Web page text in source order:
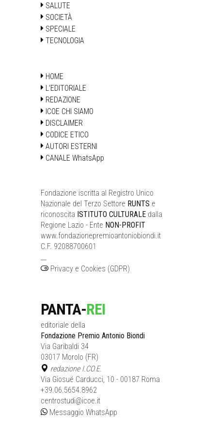
SALUTE
SOCIETÀ
SPECIALE
TECNOLOGIA
HOME
L'EDITORIALE
REDAZIONE
ICOE CHI SIAMO
DISCLAIMER
CODICE ETICO
AUTORI ESTERNI
CANALE WhatsApp
Fondazione iscritta al Registro Unico
Nazionale del Terzo Settore RUNTS e
riconoscita ISTITUTO CULTURALE dalla
Regione Lazio - Ente NON-PROFIT
www.fondazionepremioantoniobiondi.it
C.F. 92088700601
Privacy e Cookies (GDPR)
PANTA-REI
editoriale della
Fondazione Premio Antonio Biondi
Via Garibaldi 34
03017 Morolo (FR)
redazione I.CO.E.
Via Giosué Carducci, 10 - 00187 Roma
+39.06.5654.8962
centrostudi@icoe.it
Messaggio WhatsApp